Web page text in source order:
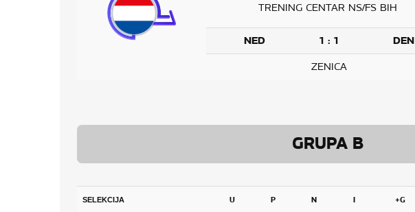
TRENING CENTAR NS/FS BIH
NED 1 : 1 DEN
ZENICA
GRUPA B
SELEKCIJA U P N I +G